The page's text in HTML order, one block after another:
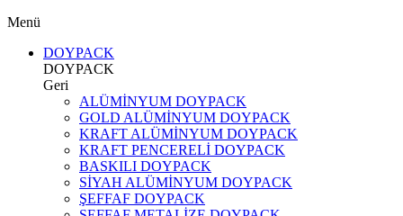
Menü
DOYPACK
DOYPACK
Geri
ALÜMİNYUM DOYPACK
GOLD ALÜMİNYUM DOYPACK
KRAFT ALÜMİNYUM DOYPACK
KRAFT PENCERELİ DOYPACK
BASKILI DOYPACK
SİYAH ALÜMİNYUM DOYPACK
ŞEFFAF DOYPACK